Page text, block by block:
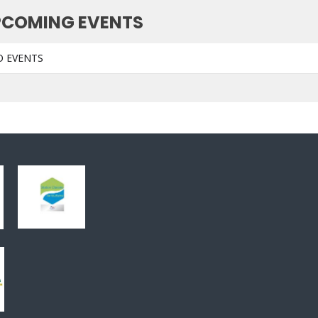
EVENTS
EVENTS